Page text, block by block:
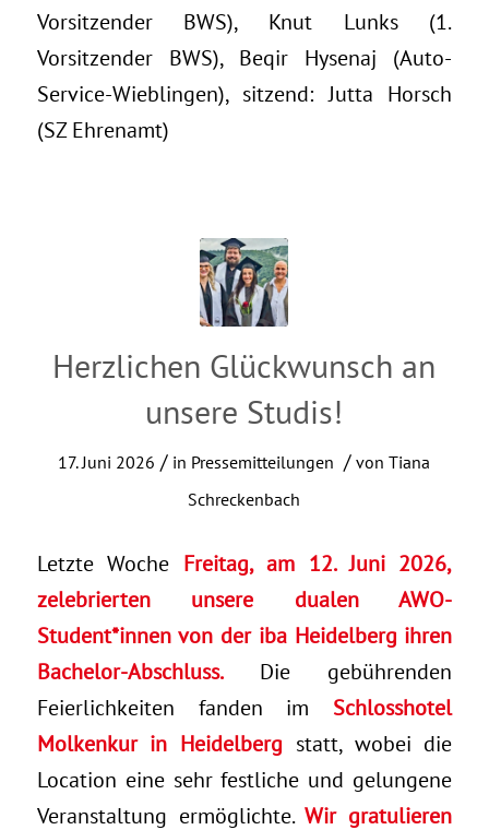
Vorsitzender BWS), Knut Lunks (1.
Vorsitzender BWS), Beqir Hysenaj (Auto-
Service-Wieblingen), sitzend: Jutta Horsch
(SZ Ehrenamt)
Herzlichen Glückwunsch an
unsere Studis!
17. Juni 2026 / in Pressemitteilungen / vonTiana
Schreckenbach
Letzte Woche Freitag, am 12. Juni 2026,
zelebrierten unsere dualen AWO-
Student*innen von der iba Heidelberg ihren
Bachelor-Abschluss.Die gebührenden
Feierlichkeiten fanden im Schlosshotel
Molkenkur in Heidelberg statt, wobei die
Location eine sehr festliche und gelungene
Veranstaltung ermöglichte.Wir gratulieren